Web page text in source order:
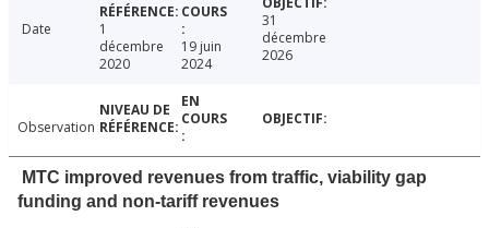
Date
1
décembre
2020
19 juin
2024
31
décembre
2026
Observation
MTC improved revenues from traffic, viability gap
funding and non-tariff revenues